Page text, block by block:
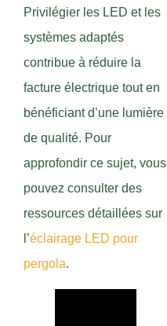
Privilégier les LED et les
systèmes adaptés
contribue à réduire la
facture électrique tout en
bénéficiant d’une lumière
de qualité. Pour
approfondir ce sujet, vous
pouvez consulter des
ressources détaillées sur
l’éclairage LED pour
pergola.